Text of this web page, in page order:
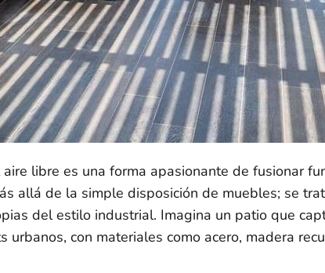
libre es una forma apasionante de fusionar
allá de la simple disposición de muebles; se
del estilo industrial. Imagina un patio que
urbanos, con materiales como acero, madera